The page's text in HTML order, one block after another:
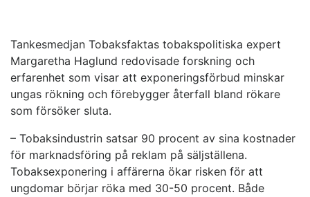
Tankesmedjan Tobaksfaktas tobakspolitiska expert
Margaretha Haglund redovisade forskning och
erfarenhet som visar att exponeringsförbud minskar
ungas rökning och förebygger återfall bland rökare
som försöker sluta.
– Tobaksindustrin satsar 90 procent av sina kostnader
för marknadsföring på reklam på säljställena.
Tobaksexponering i affärerna ökar risken för att
ungdomar börjar röka med 30-50 procent. Både